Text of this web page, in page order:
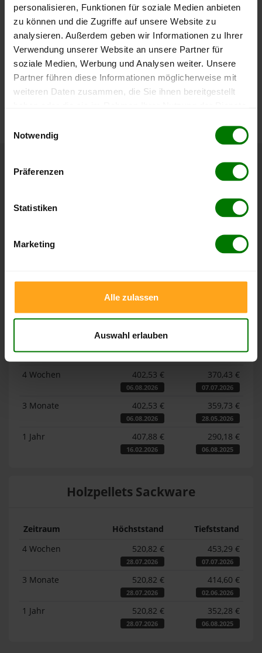
personalisieren, Funktionen für soziale Medien anbieten
zu können und die Zugriffe auf unsere Website zu
analysieren. Außerdem geben wir Informationen zu Ihrer
Verwendung unserer Website an unsere Partner für
soziale Medien, Werbung und Analysen weiter. Unsere
Partner führen diese Informationen möglicherweise mit
weiteren Daten zusammen, die Sie ihnen bereitgestellt
Notwendig
Präferenzen
Statistiken
Marketing
Alle zulassen
Auswahl erlauben
lose Ware Sackware
September
Januar
Mai
250 €
Die aktuelle Preisentwicklung für Holzpellets in Deutschland
können Sie jederzeit auf unsererPelletspreise-Seite
Höchst- und Tiefststände der
Pelletspreise für lose Holzpellets und Holzpellets
Sackware in Betzigau
. Das dazugehörige Datum zeigt,
erreicht wurde.
Lose Holzpellets
Zeitraum Höchststand
Tiefststand
4 Wochen
402,53 €
06.08.2026
370,43 €
07.07.2026
3 Monate 402,53 €
06.08.2026
359,73 €
28.05.2026
1 Jahr 407,88 €
16.02.2026
290,18 €
06.08.2025
Holzpellets Sackware
Zeitraum Höchststand
Tiefststand
4 Wochen
520,82 €
28.07.2026
453,29 €
07.07.2026
3 Monate 520,82 €
28.07.2026
414,60 €
02.06.2026
1 Jahr 520,82 €
28.07.2026
352,28 €
06.08.2025